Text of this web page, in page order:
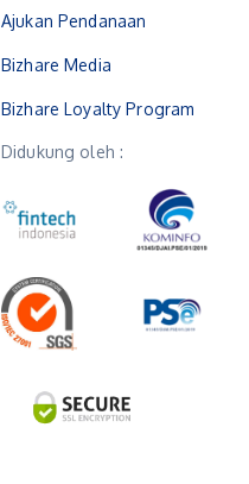
Ajukan Pendanaan
Bizhare Media
Bizhare Loyalty Program
Didukung oleh :